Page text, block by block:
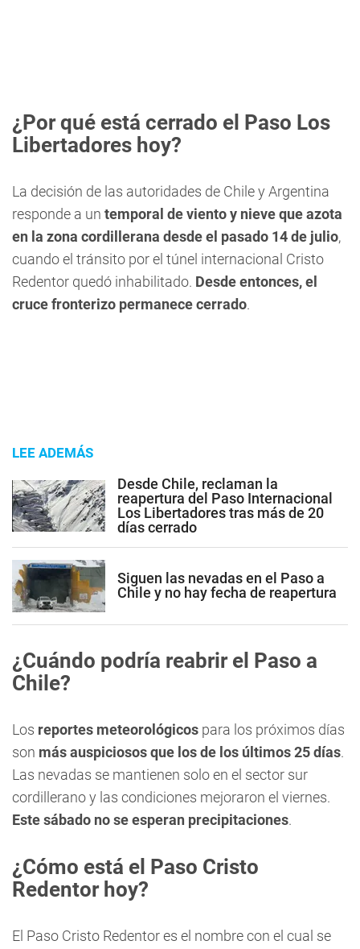
¿Por qué está cerrado el Paso Los
Libertadores hoy?
La decisión de las autoridades de Chile y Argentina
responde a un temporal de viento y nieve que azota
en la zona cordillerana desde el pasado 14 de julio,
cuando el tránsito por el túnel internacional Cristo
Redentor quedó inhabilitado. Desde entonces, el
cruce fronterizo permanece cerrado.
LEE ADEMÁS
Desde Chile, reclaman la
reapertura del Paso Internacional
Los Libertadores tras más de 20
días cerrado
Siguen las nevadas en el Paso a
Chile y no hay fecha de reapertura
¿Cuándo podría reabrir el Paso a
Chile?
Los reportes meteorológicos para los próximos días
son más auspiciosos que los de los últimos 25 días.
Las nevadas se mantienen solo en el sector sur
cordillerano y las condiciones mejoraron el viernes.
Este sábado no se esperan precipitaciones.
¿Cómo está el Paso Cristo
Redentor hoy?
El Paso Cristo Redentor es el nombre con el cual se